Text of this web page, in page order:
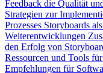
Feedback die Qualität
Strategien zur
Prozesses Storyboards
Weiterentwicklungen
den Erfolg von
Ressourcen und Tools
Empfehlungen für